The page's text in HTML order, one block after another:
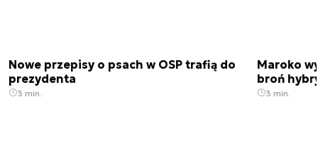
Nowe przepisy o psach w OSP trafią do
prezydenta
3 min.
Maroko
broń
3 min.